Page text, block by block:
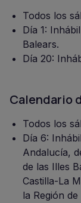
Todos los
Día 1:
Balears.
Día 20:
Calendario
Todos los
Día 6:
Andalucía,
de las Illes
Castilla-La
la Región